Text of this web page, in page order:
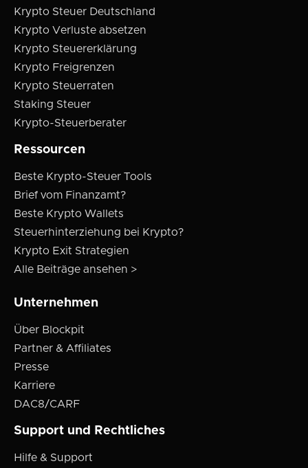
Krypto Steuer Deutschland
Krypto Verluste absetzen
Krypto Steuererklärung
Krypto Freigrenzen
Krypto Steuerraten
Staking Steuer
Krypto-Steuerberater
Ressourcen
Beste Krypto-Steuer Tools
Brief vom Finanzamt?
Beste Krypto Wallets
Steuerhinterziehung bei Krypto?
Krypto Exit Strategien
Alle Beiträge ansehen >
Unternehmen
Über Blockpit
Partner & Affiliates
Presse
Karriere
DAC8/CARF
Support und Rechtliches
Hilfe & Support